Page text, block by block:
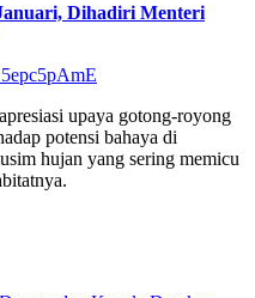
Dihadiri Menteri
upaya gotong-royong
potensi bahaya di
hujan yang sering memicu